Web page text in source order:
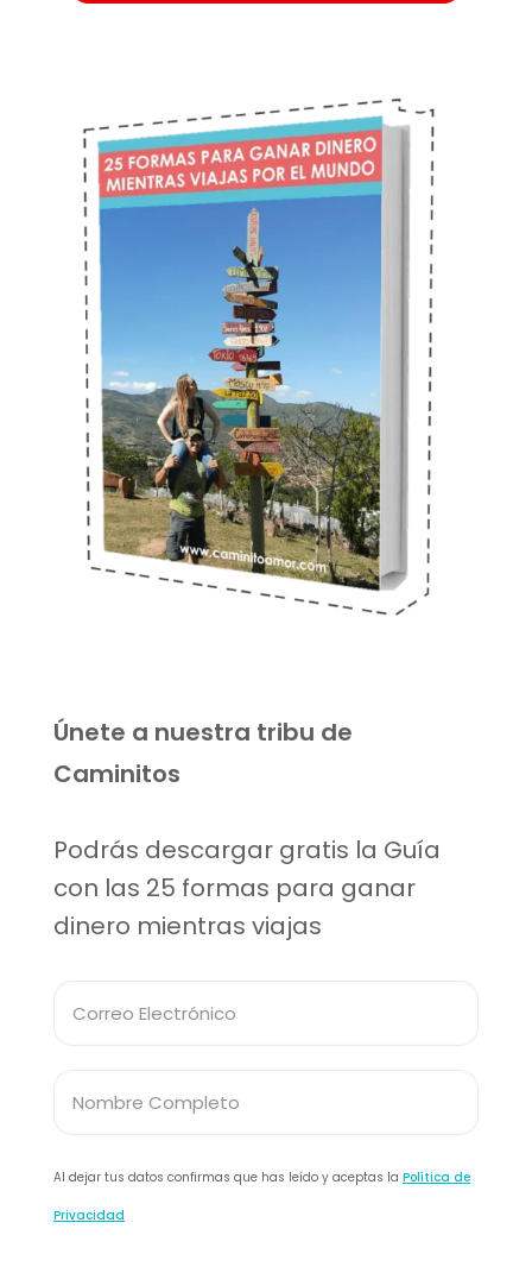
Únete a nuestra tribu de
Caminitos
Podrás descargar gratis la Guía
con las 25 formas para ganar
dinero mientras viajas
Al dejar tus datos confirmas que has leído y aceptas la Política de
Privacidad